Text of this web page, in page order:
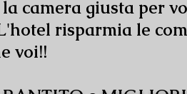
camera giusta per
risparmia le
voi!!